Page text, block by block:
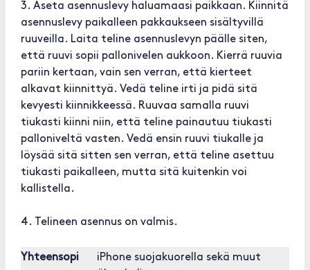
3. Aseta asennuslevy haluamaasi paikkaan. Kiinnitä
asennuslevy paikalleen pakkaukseen sisältyvillä
ruuveilla. Laita teline asennuslevyn päälle siten,
että ruuvi sopii pallonivelen aukkoon. Kierrä ruuvia
pariin kertaan, vain sen verran, että kierteet
alkavat kiinnittyä. Vedä teline irti ja pidä sitä
kevyesti kiinnikkeessä. Ruuvaa samalla ruuvi
tiukasti kiinni niin, että teline painautuu tiukasti
palloniveltä vasten. Vedä ensin ruuvi tiukalle ja
löysää sitä sitten sen verran, että teline asettuu
tiukasti paikalleen, mutta sitä kuitenkin voi
kallistella.
4. Telineen asennus on valmis.
Yhteensopi
iPhone suojakuorella sekä muut